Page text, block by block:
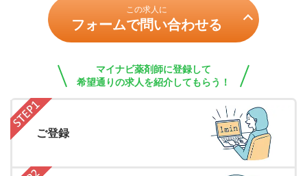
この求人に
フォームで問い合わせる
マイナビ薬剤師に登録して
希望通りの求人を紹介してもらう！
ご登録